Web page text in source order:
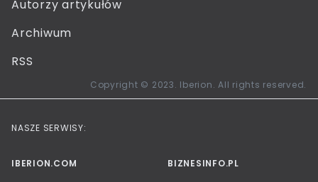
Autorzy artykułów
Archiwum
RSS
Copyright © 2023. Iberion. All rights reserved.
NASZE SERWISY:
IBERION.COM BIZNESINFO.PL